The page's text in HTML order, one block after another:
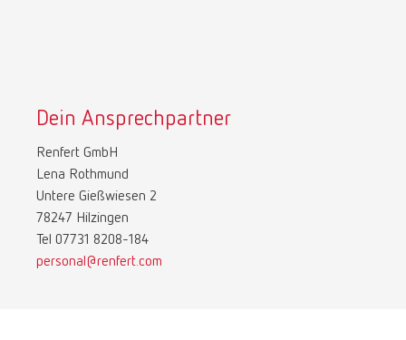
Dein Ansprechpartner
Renfert GmbH
Lena Rothmund
Untere Gießwiesen 2
78247 Hilzingen
Tel 07731 8208-184
personal@renfert.com